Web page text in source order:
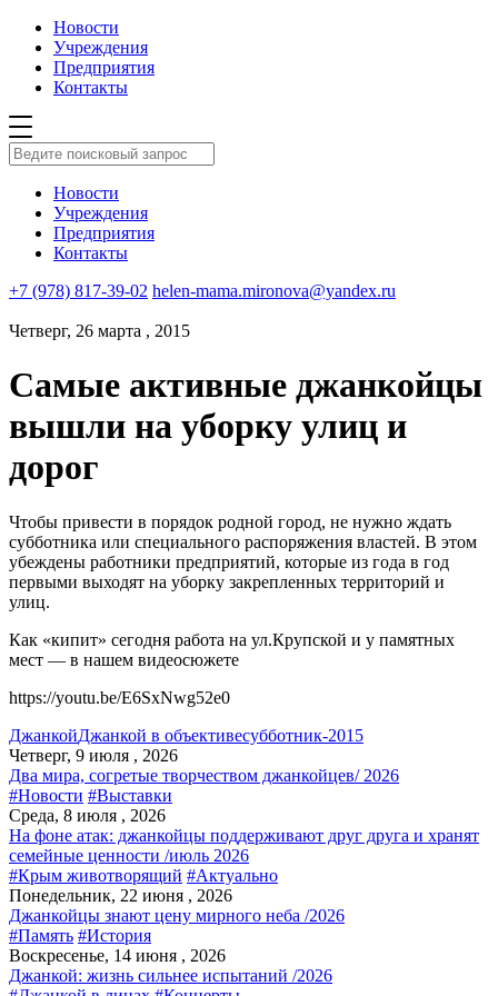
Новости
Учреждения
Предприятия
Контакты
Новости
Учреждения
Предприятия
Контакты
+7 (978) 817-39-02 helen-mama.mironova@yandex.ru
Четверг, 26 марта , 2015
Самые активные джанкойцы
вышли на уборку улиц и
дорог
Чтобы привести в порядок родной город, не нужно ждать
субботника или специального распоряжения властей. В этом
убеждены работники предприятий, которые из года в год
первыми выходят на уборку закрепленных территорий и
улиц.
Как «кипит» сегодня работа на ул.Крупской и у памятных
мест — в нашем видеосюжете
https://youtu.be/E6SxNwg52e0
ДжанкойДжанкой в объективесубботник-2015
Четверг, 9 июля , 2026
Два мира, согретые творчеством джанкойцев/ 2026
#Новости #Выставки
Среда, 8 июля , 2026
На фоне атак: джанкойцы поддерживают друг друга и хранят
семейные ценности /июль 2026
#Крым животворящий #Актуально
Понедельник, 22 июня , 2026
Джанкойцы знают цену мирного неба /2026
#Память #История
Воскресенье, 14 июня , 2026
Джанкой: жизнь сильнее испытаний /2026